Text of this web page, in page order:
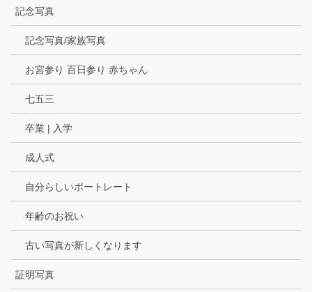
記念写真
記念写真/家族写真
お宮参り 百日参り 赤ちゃん
七五三
卒業 | 入学
成人式
自分らしいポートレート
年齢のお祝い
古い写真が新しくなります
証明写真